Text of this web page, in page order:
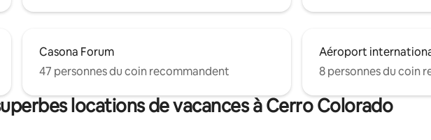
Casona Forum
47 personnes du coin recommandent
Aéroport
8 personnes du coin
locations de vacances à Cerro Colorado